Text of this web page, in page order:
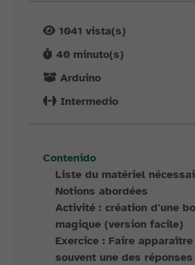
1041 vista(s)
40 minuto(s)
Arduino
Intermedio
Contenido
Liste du matériel
Notions abordées
Activité : création d'une
magique (version facile)
Exercice : Faire
souvent une des réponses